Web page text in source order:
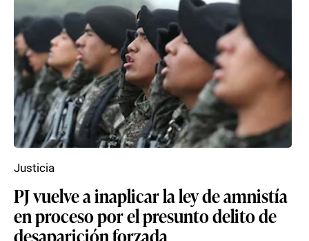
PJ vuelve a inaplicar la ley de amnistía
en proceso por el presunto delito de
desaparición forzada
Justicia